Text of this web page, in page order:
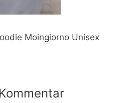
Moingiorno Unisex